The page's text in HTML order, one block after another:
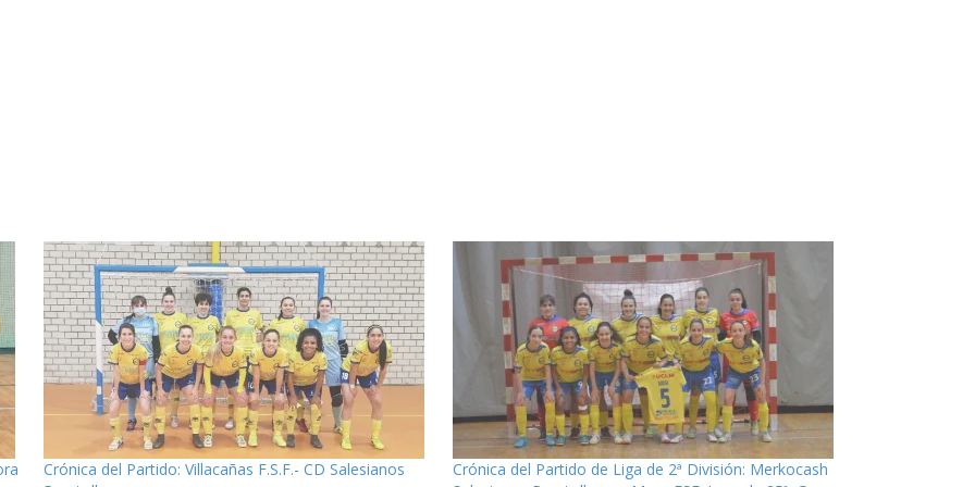
Crónica del Partido: Villacañas F.S.F.- CD Salesianos
Crónica del Partido de Liga de 2ª División: Merkocash